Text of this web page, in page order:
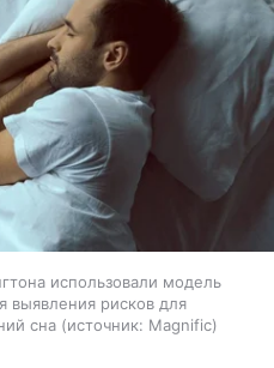
использовали модель
выявления рисков для
сна
источник: Magnific